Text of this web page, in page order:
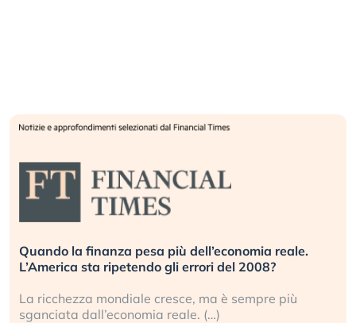
Quando la finanza pesa più dell’economia reale.
L’America sta ripetendo gli errori del 2008?
La ricchezza mondiale cresce, ma è sempre più
sganciata dall’economia reale. (…)